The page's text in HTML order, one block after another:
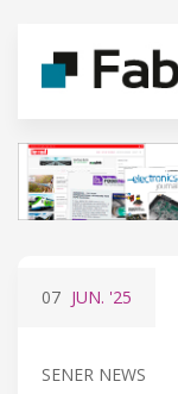
07 JUN. '25
SENER NEWS